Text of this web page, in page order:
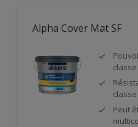
Alpha Cover Mat SF
classe
classe
Peut